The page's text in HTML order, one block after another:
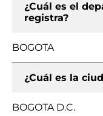
¿Cuál es el
registra?
BOGOTA
¿Cuál es la
BOGOTA D.C.